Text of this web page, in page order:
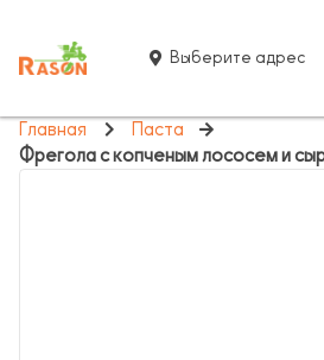
Выберите адрес
Главная
Паста
Фрегола с копченым лососем и